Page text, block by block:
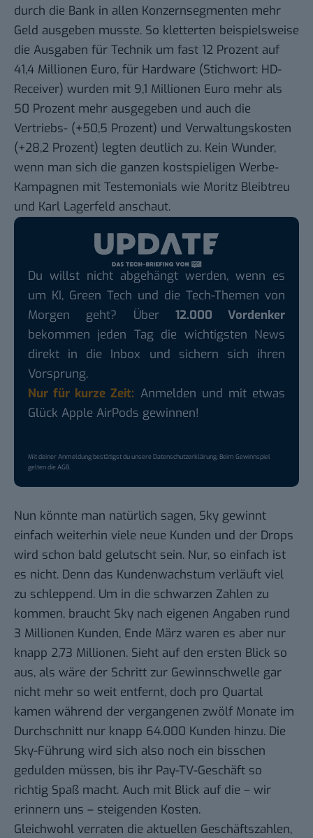
durch die Bank in allen Konzernsegmenten mehr
Geld ausgeben musste. So kletterten beispielsweise
die Ausgaben für Technik um fast 12 Prozent auf
41,4 Millionen Euro, für Hardware (Stichwort: HD-
Receiver) wurden mit 9,1 Millionen Euro mehr als
50 Prozent mehr ausgegeben und auch die
Vertriebs- (+50,5 Prozent) und Verwaltungskosten
(+28,2 Prozent) legten deutlich zu. Kein Wunder,
wenn man sich die ganzen kostspieligen Werbe-
Kampagnen mit Testemonials wie Moritz Bleibtreu
und Karl Lagerfeld anschaut.
Du willst nicht abgehängt werden, wenn es
um KI, Green Tech und die Tech-Themen von
Morgen geht? Über 12.000 Vordenker
bekommen jeden Tag die wichtigsten News
direkt in die Inbox und sichern sich ihren
Vorsprung.
Nur für kurze Zeit: Anmelden und mit etwas
Glück Apple AirPods gewinnen!
Mit deiner Anmeldung bestätigst du unsereDatenschutzerklärung. Beim Gewinnspiel
gelten dieAGB.
Nun könnte man natürlich sagen, Sky gewinnt
einfach weiterhin viele neue Kunden und der Drops
wird schon bald gelutscht sein. Nur, so einfach ist
es nicht. Denn das Kundenwachstum verläuft viel
zu schleppend. Um in die schwarzen Zahlen zu
kommen, braucht Sky nach eigenen Angaben rund
3 Millionen Kunden, Ende März waren es aber nur
knapp 2,73 Millionen. Sieht auf den ersten Blick so
aus, als wäre der Schritt zur Gewinnschwelle gar
nicht mehr so weit entfernt, doch pro Quartal
kamen während der vergangenen zwölf Monate im
Durchschnitt nur knapp 64.000 Kunden hinzu. Die
Sky-Führung wird sich also noch ein bisschen
gedulden müssen, bis ihr Pay-TV-Geschäft so
richtig Spaß macht. Auch mit Blick auf die – wir
erinnern uns – steigenden Kosten.
Gleichwohl verraten die aktuellen Geschäftszahlen,